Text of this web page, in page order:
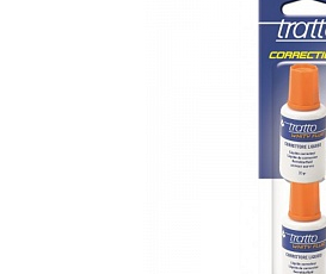
Мы рекомендуем